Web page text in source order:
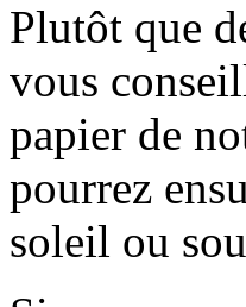
Plutôt que
vous
papier de
pourrez
soleil ou